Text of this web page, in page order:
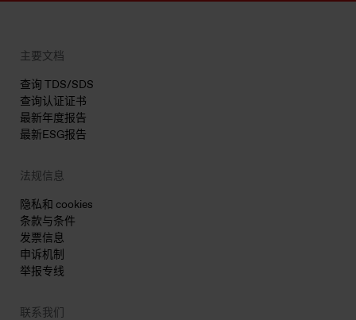
主要文档
查询 TDS/SDS
查询认证证书
最新年度报告
最新ESG报告
法规信息
隐私和 cookies
条款与条件
发票信息
申诉机制
举报专线
联系我们